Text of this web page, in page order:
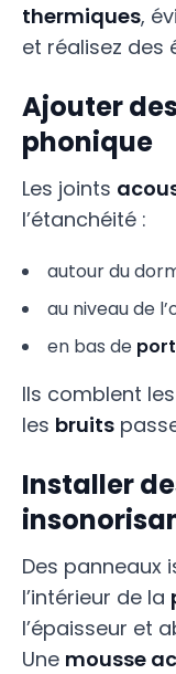
thermiques,
et réalisez des
Ajouter
phonique
Les joints
l’étanchéité :
autour du
au niveau de
en bas de
Ils comblent
les bruits
Installer
Des panneaux
l’intérieur de la
l’épaisseur et
Une mousse